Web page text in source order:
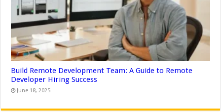
Build Remote Development Team: A Guide to Remote
Developer Hiring Success
June 18, 2025